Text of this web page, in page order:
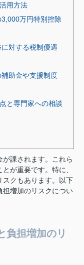
用方法
3,000万円特別控除
対する税制優遇
補助金や支援制度
と専門家への相談
課されます。これら
が重要です。特に、
スクもあります。以下
担増加のリスクについ
負担増加のリ